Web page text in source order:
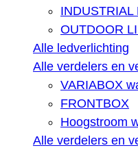
INDUSTRIAL
OUTDOOR
Alle ledverlichting
Alle verdelers en
VARIABOX
FRONTBOX
Hoogstroom
Alle verdelers en